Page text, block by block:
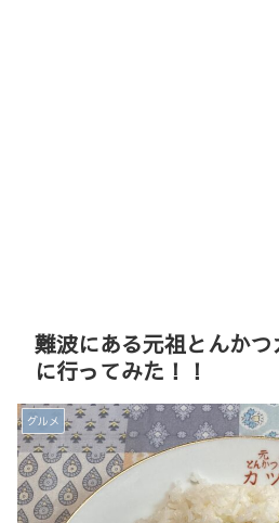
難波にある元祖とんかつ
に行ってみた！！
グルメ